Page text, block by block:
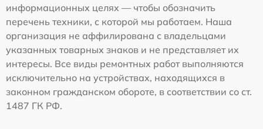
информационных целях — чтобы обозначить
перечень техники, с которой мы работаем. Наша
организация не аффилирована с владельцами
указанных товарных знаков и не представляет их
интересы. Все виды ремонтных работ выполняются
исключительно на устройствах, находящихся в
законном гражданском обороте, в соответствии со ст.
1487 ГК РФ.